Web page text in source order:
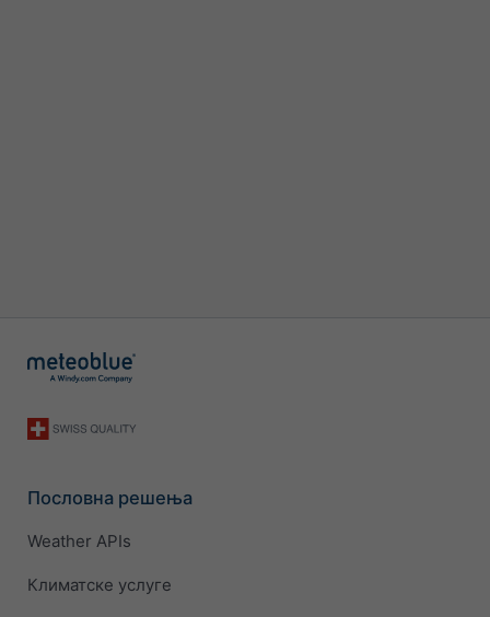
Пословна решења
Weather APIs
Климатске услуге